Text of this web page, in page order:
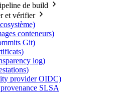
de build
et vérifier
conteneurs)
Git)
log)
provider OIDC)
SLSA